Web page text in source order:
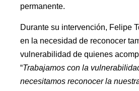
permanente.
Durante su intervención, Felipe
en la necesidad de reconocer
vulnerabilidad de quienes
“Trabajamos con la
necesitamos reconocer la